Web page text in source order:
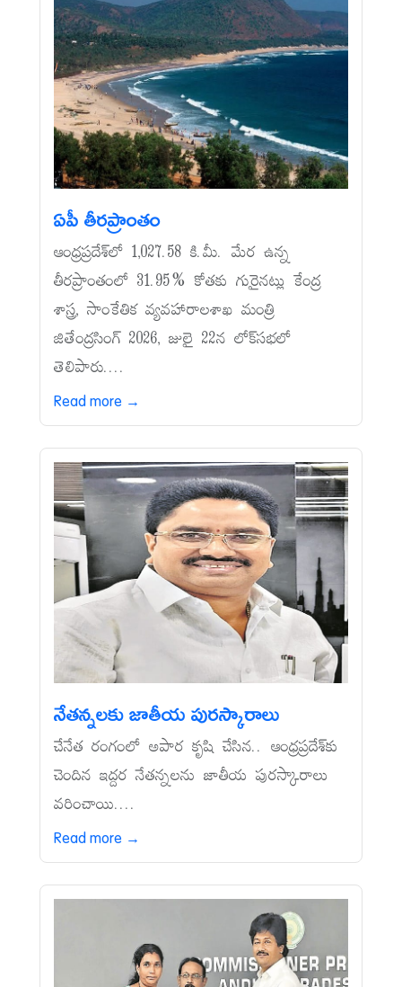
ఏపీ తీరప్రాంతం
ఆంధ్రప్రదేశ్‌లో 1,027.58 కి.మీ. మేర ఉన్న
తీరప్రాంతంలో 31.95% కోతకు గురైనట్లు కేంద్ర
శాస్త్ర, సాంకేతిక వ్యవహారాలశాఖ మంత్రి
జితేంద్రసింగ్‌ 2026, జులై 22న లోక్‌సభలో
తెలిపారు....
Read more →
నేతన్నలకు జాతీయ పురస్కారాలు
చేనేత రంగంలో అపార కృషి చేసిన.. ఆంధ్రప్రదేశ్‌కు
చెందిన ఇద్దర నేతన్నలను జాతీయ పురస్కారాలు
వరించాయి....
Read more →